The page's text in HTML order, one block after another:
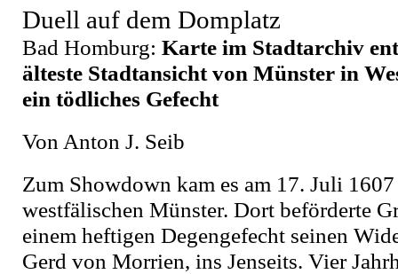
Duell auf dem Domplatz
Bad Homburg: Karte im Stadtarchiv
älteste Stadtansicht von Münster in
ein tödliches Gefecht
Von Anton J. Seib
Zum Showdown kam es am 17. Juli
westfälischen Münster. Dort beförderte
einem heftigen Degengefecht seinen
Gerd von Morrien, ins Jenseits. Vier